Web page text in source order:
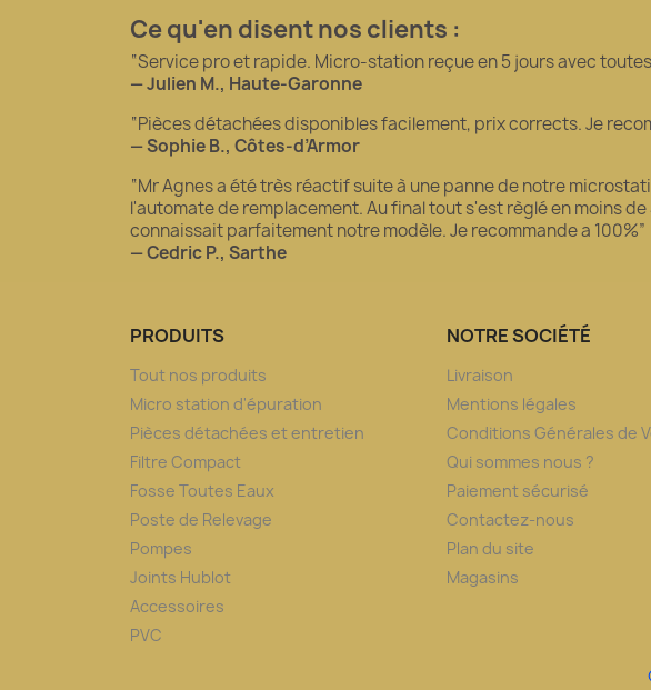
Ce qu'en disent nos clients :
“Service pro et rapide. Micro-station reçue en 5 jours avec
— Julien M., Haute-Garonne
“Pièces détachées disponibles facilement, prix corrects. Je
— Sophie B., Côtes-d’Armor
“Mr Agnes a été très réactif suite à une panne de notre
l'automate de remplacement. Au final tout s'est règlé en moins
connaissait parfaitement notre modèle. Je recommande a 100%”
— Cedric P., Sarthe
PRODUITS
Tout nos produits
Micro station d'épuration
Pièces détachées et entretien
Filtre Compact
Fosse Toutes Eaux
Poste de Relevage
Pompes
Joints Hublot
Accessoires
PVC
NOTRE SOCIÉTÉ
Livraison
Mentions légales
Conditions Générales de
Qui sommes nous ?
Paiement sécurisé
Contactez-nous
Plan du site
Magasins